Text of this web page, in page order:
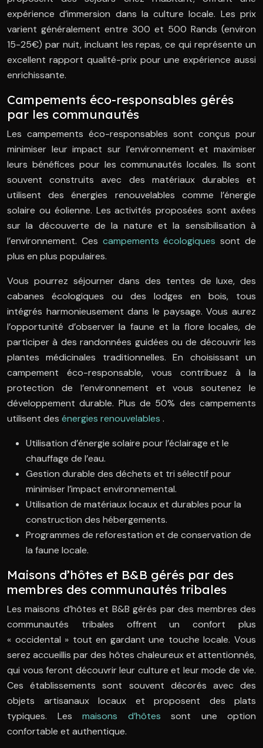
expérience d’immersion dans la culture locale. Les prix
varient généralement entre 300 et 500 Rands (environ
15-25€) par nuit, incluant les repas, ce qui représente un
excellent rapport qualité-prix pour une expérience aussi
enrichissante.
Campements éco-responsables gérés
par les communautés
Les campements éco-responsables sont conçus pour
minimiser leur impact sur l’environnement et maximiser
leurs bénéfices pour les communautés locales. Ils sont
souvent construits avec des matériaux durables et
utilisent des énergies renouvelables comme l’énergie
solaire ou éolienne. Les activités proposées sont axées
sur la découverte de la nature et la sensibilisation à
l’environnement. Ces campements écologiquessont de
plus en plus populaires.
Vous pourrez séjourner dans des tentes de luxe, des
cabanes écologiques ou des lodges en bois, tous
intégrés harmonieusement dans le paysage. Vous aurez
l’opportunité d’observer la faune et la flore locales, de
participer à des randonnées guidées ou de découvrir les
plantes médicinales traditionnelles. En choisissant un
campement éco-responsable, vous contribuez à la
protection de l’environnement et vous soutenez le
développement durable. Plus de 50% des campements
utilisent des énergies renouvelables .
Utilisation d’énergie solaire pour l’éclairage et le
chauffage de l’eau.
Gestion durable des déchets et tri sélectif pour
minimiser l’impact environnemental.
Utilisation de matériaux locaux et durables pour la
construction des hébergements.
Programmes de reforestation et de conservation de
la faune locale.
Maisons d’hôtes et B&B gérés par des
membres des communautés tribales
Les maisons d’hôtes et B&B gérés par des membres des
communautés tribales offrent un confort plus
« occidental » tout en gardant une touche locale. Vous
serez accueillis par des hôtes chaleureux et attentionnés,
qui vous feront découvrir leur culture et leur mode de vie.
Ces établissements sont souvent décorés avec des
objets artisanaux locaux et proposent des plats
typiques. Les maisons d’hôtes sont une option
confortable et authentique.